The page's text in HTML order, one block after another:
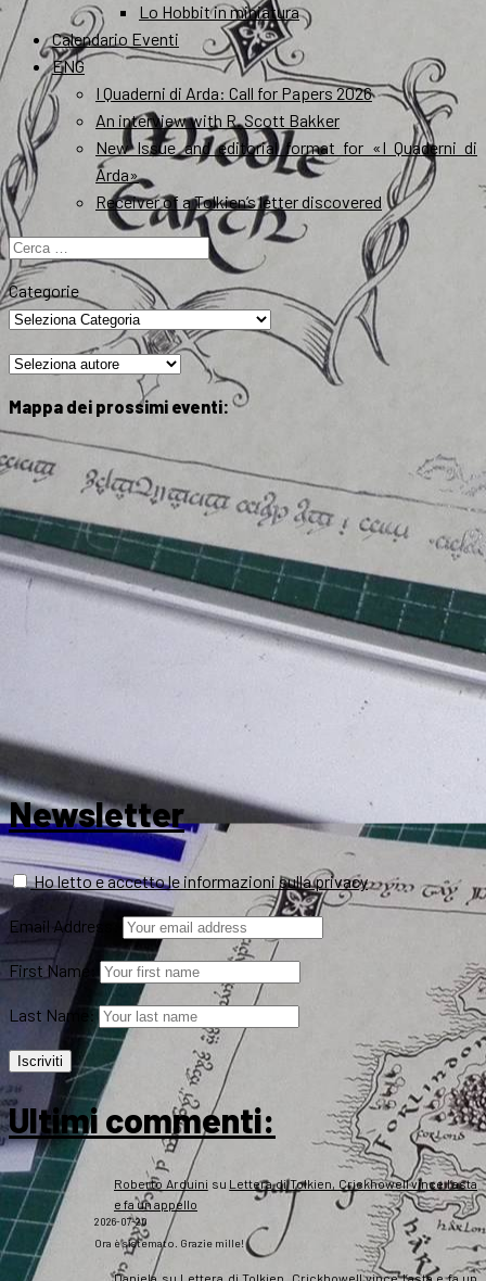
Lo Hobbit in miniatura
Calendario Eventi
ENG
I Quaderni di Arda: Call for Papers 2026
An interview with R. Scott Bakker
New Issue and editorial format for «I Quaderni di
Arda»
Receiver of a Tolkien’s letter discovered
Ricerca
per:
Categorie
Mappa dei prossimi eventi:
Newsletter
Ho letto e accetto le informazioni sulla privacy
Email Address:
First Name:
Last Name:
Ultimi commenti:
Roberto Arduini su Lettera di Tolkien, Crickhowell vince l’asta
e fa un appello
2026-07-20
Ora è sistemato. Grazie mille!
Daniela su Lettera di Tolkien, Crickhowell vince l’asta e fa un